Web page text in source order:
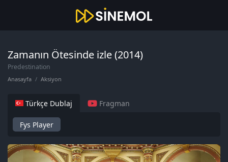
Zamanın Ötesinde izle (2014)
Predestination
Anasayfa Aksiyon
Türkçe Dublaj Fragman
Fys Player